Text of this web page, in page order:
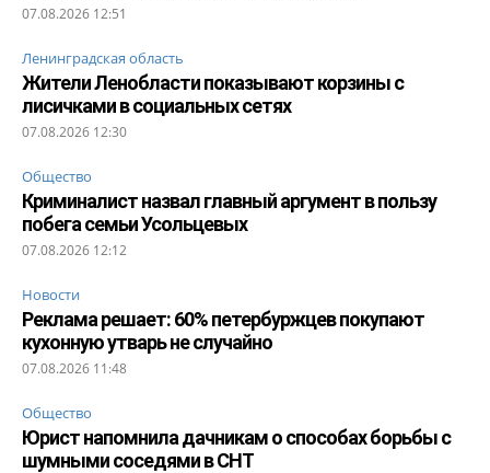
07.08.2026 12:51
Ленинградская область
Жители Ленобласти показывают корзины с
лисичками в социальных сетях
07.08.2026 12:30
Общество
Криминалист назвал главный аргумент в пользу
побега семьи Усольцевых
07.08.2026 12:12
Новости
Реклама решает: 60% петербуржцев покупают
кухонную утварь не случайно
07.08.2026 11:48
Общество
Юрист напомнила дачникам о способах борьбы с
шумными соседями в СНТ